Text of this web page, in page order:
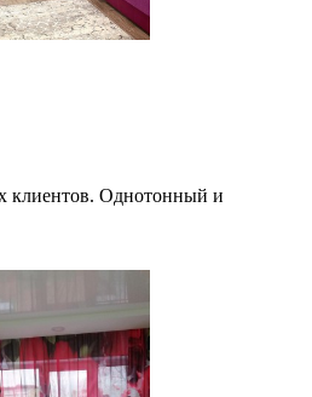
клиентов. Однотонный и